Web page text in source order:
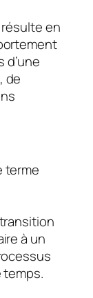
en
de
terme
à un
temps.